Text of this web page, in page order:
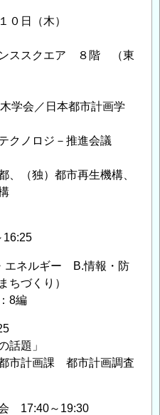
０日（木）
ススクエア ８階 （東
学会／日本都市計画学
クノロジ－推進会議
（独）都市再生機構、
エネルギー B.情報・防
づくり）
8編
話題」
市計画課 都市計画調査
17:40～19:30